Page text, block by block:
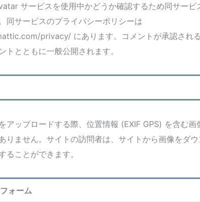
サービスを使用中かどうか確認するため同サービ
同サービスのプライバシーポリシーは
privacy/ にあります。コメントが承認され
トとともに一般公開されます。
アップロードする際、位置情報 (EXIF GPS) を含む画
りません。サイトの訪問者は、サイトから画像をダ
ることができます。
ォーム